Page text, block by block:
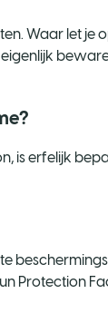
Waar let je
is erfelijk
Protection